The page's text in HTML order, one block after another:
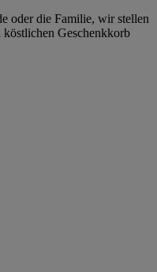
oder die Familie, wir stellen
köstlichen Geschenkkorb